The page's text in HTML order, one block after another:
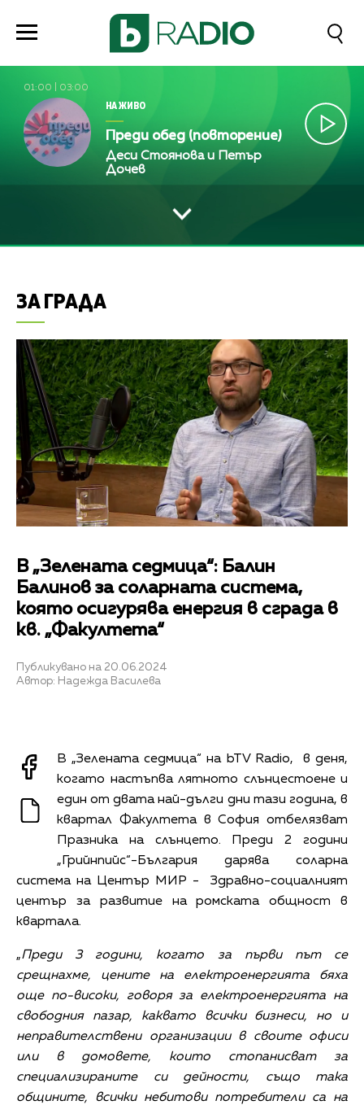
01:00 03:00
НА ЖИВО
Преди обед (повторение)
Деси Стоянова и Петър
Дочев
ЗА ГРАДА
В „Зелената седмица“: Балин
Балинов за соларната система,
която осигурява енергия в сграда в
кв. „Факултета“
Публикувано на 20.06.2024
Автор: Надежда Василева
В „Зелената седмица“ на bTV Radio, в деня,
когато настъпва лятното слънцестоене и
един от двата най-дълги дни тази година, в
квартал Факултета в София отбелязват
Празника на слънцето. Преди 2 години
„Грийнпийс“-България дарява соларна
система на Център МИР - Здравно-социалният
център за развитие на ромската общност в
квартала.
„Преди 3 години, когато за първи път се
срещнахме, цените на електроенергията бяха
още по-високи, говоря за електроенергията на
свободния пазар, каквато всички бизнеси, но и
неправителствени организации в своите офиси
или в домовете, които стопанисват за
специализираните си дейности, също така
общините, всички небитови потребители са на